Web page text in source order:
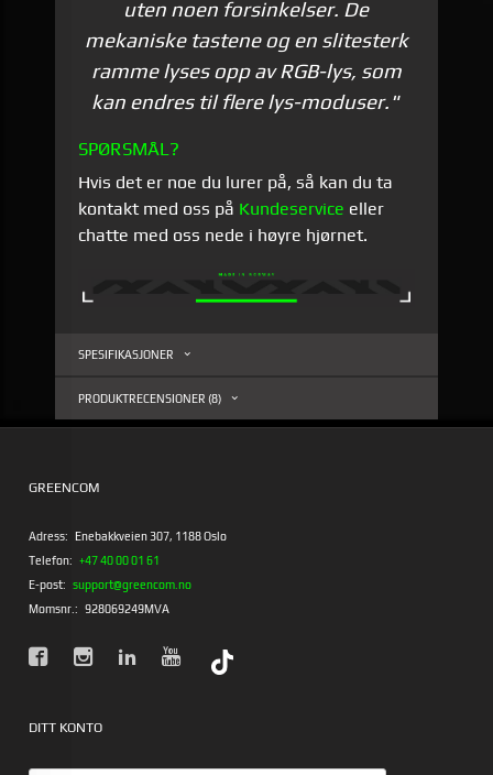
uten noen forsinkelser. De
mekaniske tastene og en slitesterk
ramme lyses opp av RGB-lys, som
kan endres til flere lys-moduser."
SPØRSMÅL?
Hvis det er noe du lurer på, så kan du ta
kontakt med oss på Kundeservice eller
chatte med oss nede i høyre hjørnet.
SPESIFIKASJONER
PRODUKTRECENSIONER (8)
GREENCOM
Adress: Enebakkveien 307, 1188 Oslo
Telefon: +47 40 00 01 61
E-post: support@greencom.no
Momsnr.: 928069249MVA
DITT KONTO